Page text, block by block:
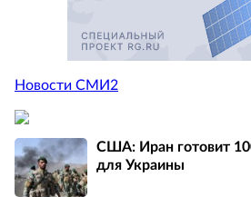
Новости СМИ2
США: Иран готовит
для Украины